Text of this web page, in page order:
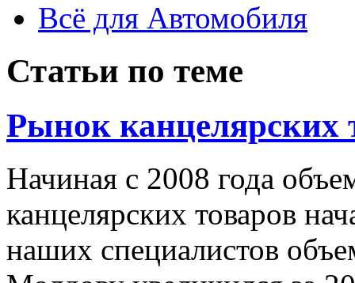
Всё для Автомобиля
Статьи по теме
Рынок канцелярских
Начиная с 2008 года
канцелярских товаров
наших специалистов